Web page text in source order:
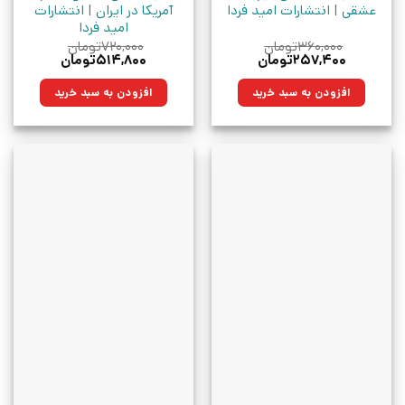
عشقی | انتشارات امید فردا
۳۶۰,۰۰۰تومان
قیمت
۳۶۰,۰۰۰تومان
بود.
۲۵۷,۴۰۰تومان
۲۵۷,۴۰۰تومان.افزودن به سبد خرید
آمریکا در ایران | انتشارات
امید فردا
۷۲۰,۰۰۰تومان
قیمت
۷۲۰,۰۰۰تومان
بود.
۵۱۴,۸۰۰تومان
۵۱۴,۸۰۰تومان.افزودن به سبد خرید